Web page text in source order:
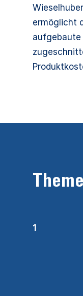
ermöglicht
aufgebaute
1